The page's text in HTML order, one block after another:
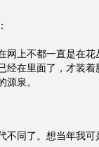
网上不都一直是在
经在里面了，才装
源泉。
不同了。想当年我